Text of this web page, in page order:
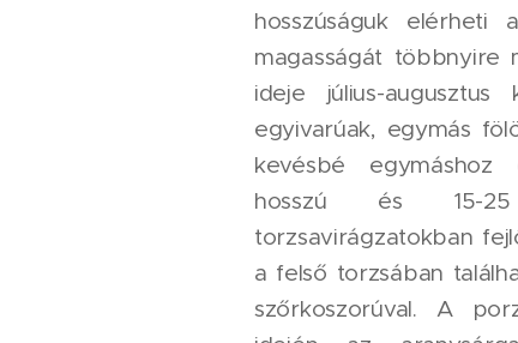
hosszúságuk
magasságát többnyire
ideje július-
egyivarúak, egymás
kevésbé
hosszú és 15-
torzsavirágzatokban
a felső torzsában
szőrkoszorúval. A